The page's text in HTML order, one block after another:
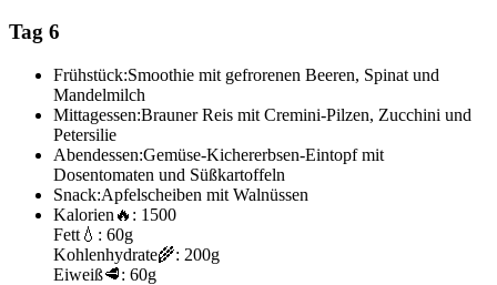
Tag 6
Frühstück:Smoothie mit gefrorenen Beeren, Spinat und
Mandelmilch
Mittagessen:Brauner Reis mit Cremini-Pilzen, Zucchini und
Petersilie
Abendessen:Gemüse-Kichererbsen-Eintopf mit
Dosentomaten und Süßkartoffeln
Snack:Apfelscheiben mit Walnüssen
Kalorien 🔥: 1500
Fett 💧: 60g
Kohlenhydrate🌾: 200g
Eiweiß🥩: 60g